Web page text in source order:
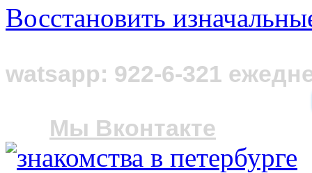
Восстановить
watsapp: 922-6-321
Мы Вконтакте